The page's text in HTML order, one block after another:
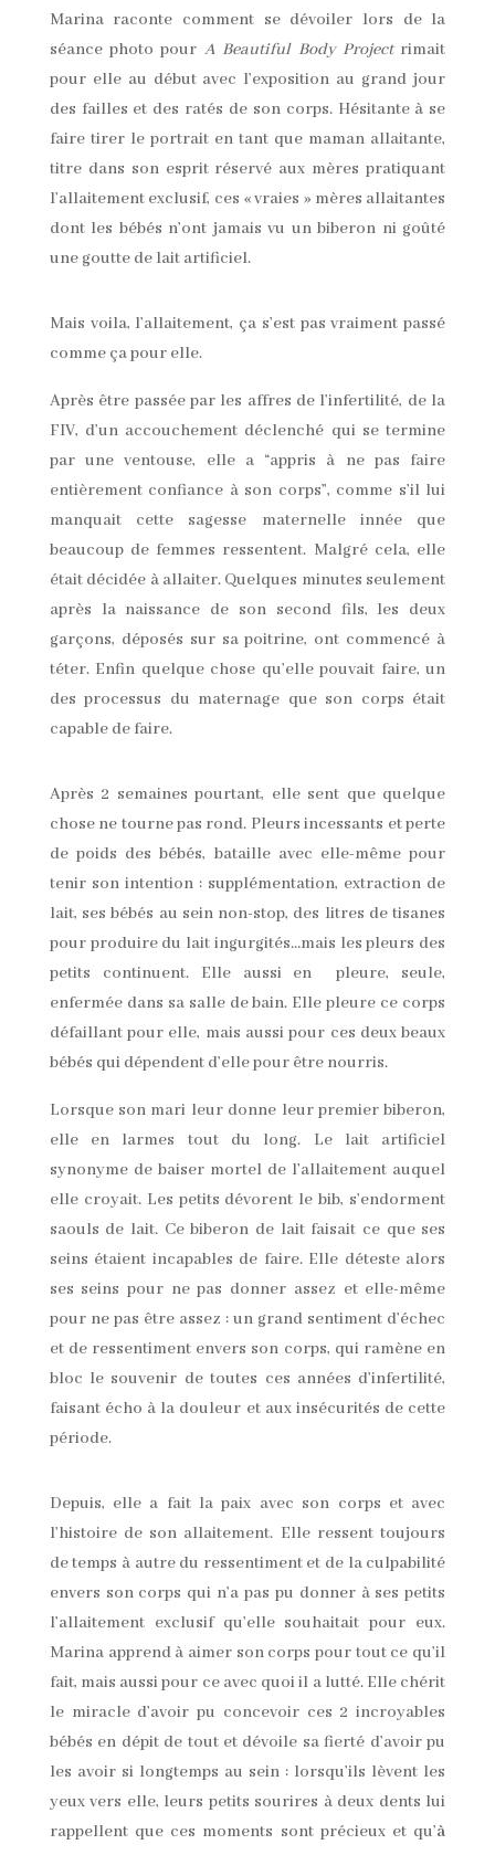
Marina raconte comment se dévoiler lors de la
séance photo pour A Beautiful Body Projectrimait
pour elle au début avec l’exposition au grand jour
des failles et des ratés de son corps. Hésitante à se
faire tirer le portrait en tant que maman allaitante,
titre dans son esprit réservé aux mères pratiquant
l’allaitement exclusif, ces « vraies » mères allaitantes
dont les bébés n’ont jamais vu un biberon ni goûté
une goutte de lait artificiel.
Mais voila, l’allaitement, ça s’est pas vraiment passé
comme ça pour elle.
Après être passée par les affres de l’infertilité, de la
FIV, d’un accouchement déclenché qui se termine
par une ventouse, elle a “appris à ne pas faire
entièrement confiance à son corps”, comme s’il lui
manquait cette sagesse maternelle innée que
beaucoup de femmes ressentent. Malgré cela, elle
était décidée à allaiter. Quelques minutes seulement
après la naissance de son second fils, les deux
garçons, déposés sur sa poitrine, ont commencé à
téter. Enfin quelque chose qu’elle pouvait faire, un
des processus du maternage que son corps était
capable de faire.
Après 2 semaines pourtant, elle sent que quelque
chose ne tourne pas rond. Pleurs incessants et perte
de poids des bébés, bataille avec elle-même pour
tenir son intention : supplémentation, extraction de
lait, ses bébés au sein non-stop, des litres de tisanes
pour produire du lait ingurgités…mais les pleurs des
petits continuent. Elle aussi en pleure, seule,
enfermée dans sa salle de bain. Elle pleure ce corps
défaillant pour elle, mais aussi pour ces deux beaux
bébés qui dépendent d’elle pour être nourris.
Lorsque son mari leur donne leur premier biberon,
elle en larmes tout du long. Le lait artificiel
synonyme de baiser mortel de l’allaitement auquel
elle croyait. Les petits dévorent le bib, s’endorment
saouls de lait. Ce biberon de lait faisait ce que ses
seins étaient incapables de faire. Elle déteste alors
ses seins pour ne pas donner assez et elle-même
pour ne pas être assez : un grand sentiment d’échec
et de ressentiment envers son corps, qui ramène en
bloc le souvenir de toutes ces années d’infertilité,
faisant écho à la douleur et aux insécurités de cette
période.
Depuis, elle a fait la paix avec son corps et avec
l’histoire de son allaitement. Elle ressent toujours
de temps à autre du ressentiment et de la culpabilité
envers son corps qui n’a pas pu donner à ses petits
l’allaitement exclusif qu’elle souhaitait pour eux.
Marina apprend à aimer son corps pour tout ce qu’il
fait, mais aussi pour ce avec quoi il a lutté. Elle chérit
le miracle d’avoir pu concevoir ces 2 incroyables
bébés en dépit de tout et dévoile sa fierté d’avoir pu
les avoir si longtemps au sein : lorsqu’ils lèvent les
yeux vers elle, leurs petits sourires à deux dents lui
rappellent que ces moments sont précieux et qu’à